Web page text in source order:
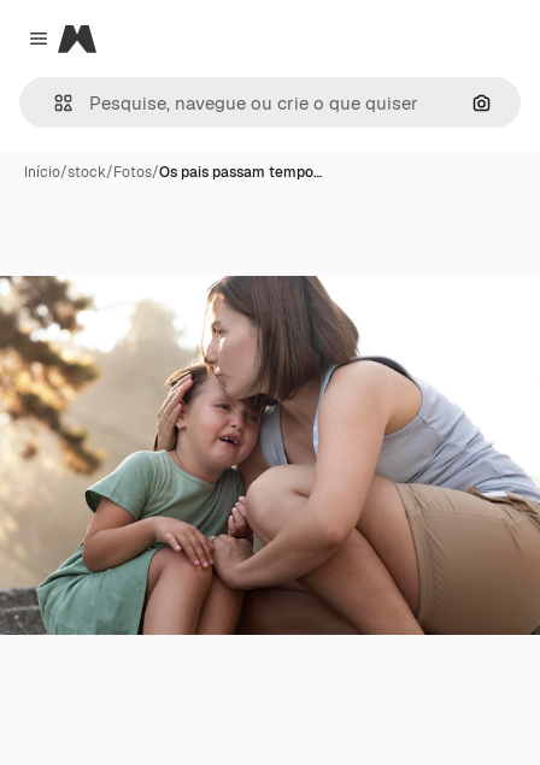
Close menu
Magnific
Início/stock/Fotos/Os pais passam tempo…